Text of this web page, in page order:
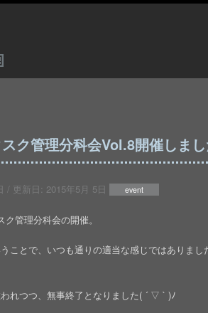
ク管理分科会Vol.8開催しま
/ 更新日: 2015年5月 5日 event
管理分科会の開催。
ことで、いつも通りの適当な感じではありまし
れつつ、無事終了となりました( ´ ▽ ` )ﾉ